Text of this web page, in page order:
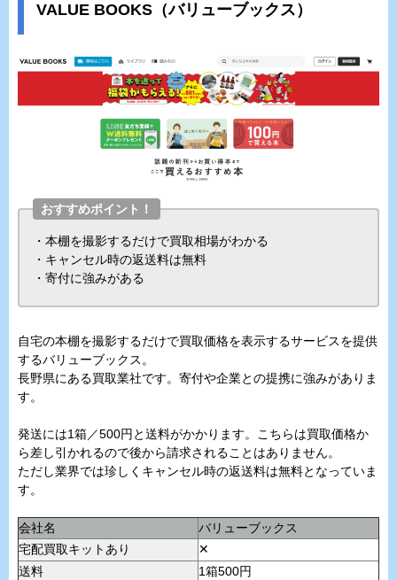
VALUE BOOKS（バリューブックス）
おすすめポイント！
・本棚を撮影するだけで買取相場がわかる
・キャンセル時の返送料は無料
・寄付に強みがある
自宅の本棚を撮影するだけで買取価格を表示するサービスを提供
するバリューブックス。
長野県にある買取業社です。寄付や企業との提携に強みがありま
す。
発送には1箱／500円と送料がかかります。こちらは買取価格か
ら差し引かれるので後から請求されることはありません。
ただし業界では珍しくキャンセル時の返送料は無料となっていま
す。
会社名
バリューブックス
宅配買取キットあり
✕
送料
1箱500円